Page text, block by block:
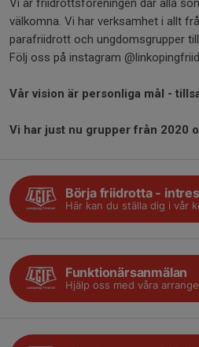
Vi är friidrottsföreningen där alla
välkomna. Vi har verksamhet i allt
parafriidrott och ungdomsgrupper
Följ oss på instagram
Vår vision är personliga mål -
Vi har just nu grupper från 2020
Börja friidrotta -
Här kan du ställa dig i vår
Funktionärsanmälan
Hjälp oss med våra